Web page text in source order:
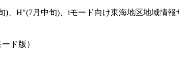
)、H"(7月中旬)、iモード向け東海地区地域情
ド版）